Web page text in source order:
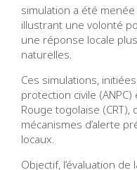
simulation a été
illustrant une volonté
une réponse locale
naturelles.
Ces simulations,
protection civile
Rouge togolaise
mécanismes d’alerte
locaux.
Objectif, l’évaluation